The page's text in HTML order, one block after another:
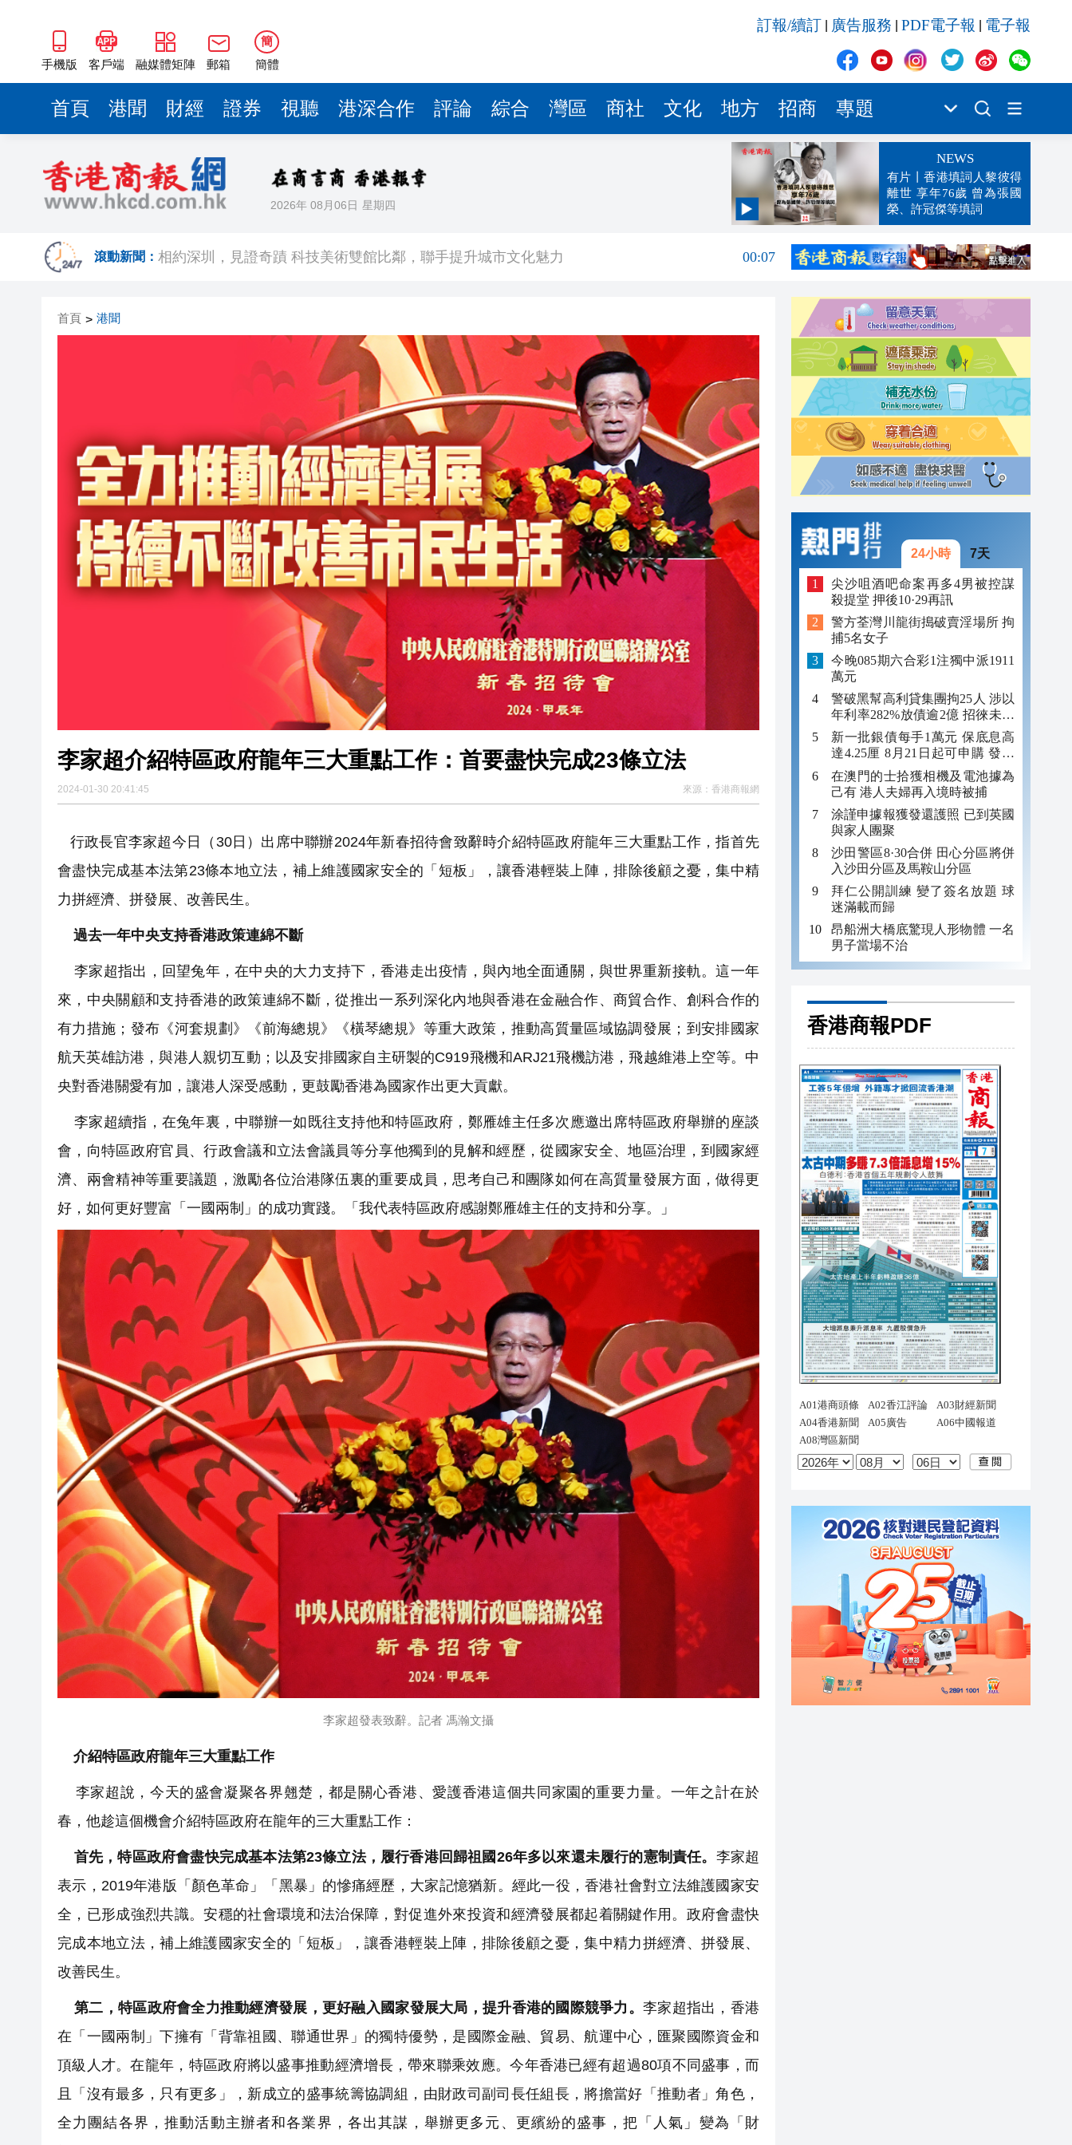
手機版 客戶端 融媒體矩陣 郵箱
簡
簡體
訂報/續訂 廣告服務 PDF電子報 電子報
首頁 港聞 財經 證券 視聽 港深合作 評論 綜合 灣區 商社 文化 地方 招商 專題
2026年 08月06日 星期四
NEWS
有片丨香港填詞人黎彼得
離世 享年76歲 曾為張國
榮、許冠傑等填詞
滾動新聞：
00:19
相約深圳，見證奇蹟 科技美術雙館比鄰，聯手提升城市文化魅力
00:07
美股觀望非農數據 道指跌逾百點
23:17
有片丨孕婦羊水破裂即將臨盆 正遇晚高峰 情況危急 鐵騎交警一路開道護送
23:12
東涌巴士撞電單車 巴士司機涉危駕被捕
23:12
有片丨清淡不等於吃素！ 清淡飲食正在毀掉很多老人的晚年健康
23:00
首頁 > 港聞
李家超介紹特區政府龍年三大重點工作：首要盡快完成23條立法
2024-01-30 20:41:45 來源： 香港商報網
行政長官李家超今日（30日）出席中聯辦2024年新春招待會致辭時介紹特區政府龍年三大重點工作，指首先
會盡快完成基本法第23條本地立法，補上維護國家安全的「短板」，讓香港輕裝上陣，排除後顧之憂，集中精
力拼經濟、拼發展、改善民生。
過去一年中央支持香港政策連綿不斷
李家超指出，回望兔年，在中央的大力支持下，香港走出疫情，與內地全面通關，與世界重新接軌。這一年
來，中央關顧和支持香港的政策連綿不斷，從推出一系列深化內地與香港在金融合作、商貿合作、創科合作的
有力措施；發布《河套規劃》《前海總規》《橫琴總規》等重大政策，推動高質量區域協調發展；到安排國家
航天英雄訪港，與港人親切互動；以及安排國家自主研製的C919飛機和ARJ21飛機訪港，飛越維港上空等。中
央對香港關愛有加，讓港人深受感動，更鼓勵香港為國家作出更大貢獻。
李家超續指，在兔年裏，中聯辦一如既往支持他和特區政府，鄭雁雄主任多次應邀出席特區政府舉辦的座談
會，向特區政府官員、行政會議和立法會議員等分享他獨到的見解和經歷，從國家安全、地區治理，到國家經
濟、兩會精神等重要議題，激勵各位治港隊伍裏的重要成員，思考自己和團隊如何在高質量發展方面，做得更
好，如何更好豐富「一國兩制」的成功實踐。「我代表特區政府感謝鄭雁雄主任的支持和分享。」
李家超發表致辭。記者 馮瀚文攝
介紹特區政府龍年三大重點工作
李家超說，今天的盛會凝聚各界翹楚，都是關心香港、愛護香港這個共同家園的重要力量。一年之計在於
春，他趁這個機會介紹特區政府在龍年的三大重點工作：
首先，特區政府會盡快完成基本法第23條立法， 履行香港回歸祖國26年多以來還未履行的憲制責任。 李家超
表示，2019年港版「顏色革命」「黑暴」的慘痛經歷，大家記憶猶新。經此一役，香港社會對立法維護國家安
全，已形成強烈共識。安穩的社會環境和法治保障，對促進外來投資和經濟發展都起着關鍵作用。政府會盡快
完成本地立法，補上維護國家安全的「短板」，讓香港輕裝上陣，排除後顧之憂，集中精力拼經濟、拼發展、
改善民生。
第二，特區政府會全力推動經濟發展，更好融入國家發展大局，提升香港的國際競爭力。李家超指出，香港
在「一國兩制」下擁有「背靠祖國、聯通世界」的獨特優勢，是國際金融、貿易、航運中心，匯聚國際資金和
頂級人才。在龍年，特區政府將以盛事推動經濟增長，帶來聯乘效應。今年香港已經有超過80項不同盛事，而
且「沒有最多，只有更多」，新成立的盛事統籌協調組，由財政司副司長任組長，將擔當好「推動者」角色，
全力團結各界，推動活動主辦者和各業界，各出其謀，舉辦更多元、更繽紛的盛事，把「人氣」變為「財
24小時 7天
尖沙咀酒吧命案再多4男被控謀
殺提堂 押後10·29再訊
警方荃灣川龍街搗破賣淫場所 拘
捕5名女子
今晚085期六合彩1注獨中派1911
萬元
警破黑幫高利貸集團拘25人 涉以
年利率282%放債逾2億 招徠未成
年追數
新一批銀債每手1萬元 保底息高
達4.25厘 8月21日起可申購 發行
金額最多550億
在澳門的士拾獲相機及電池據為
己有 港人夫婦再入境時被捕
涂謹申據報獲發還護照 已到英國
與家人團聚
沙田警區8·30合併 田心分區將併
入沙田分區及馬鞍山分區
拜仁公開訓練 變了簽名放題 球
迷滿載而歸
昂船洲大橋底驚現人形物體 一名
男子當場不治
香港商報PDF